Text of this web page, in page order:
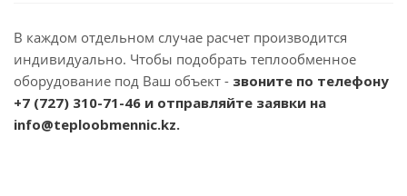
В каждом отдельном случае расчет производится
индивидуально. Чтобы подобрать теплообменное
оборудование под Ваш объект - звоните по телефону
+7 (727) 310-71-46 и отправляйте заявки на
info@teploobmennic.kz.